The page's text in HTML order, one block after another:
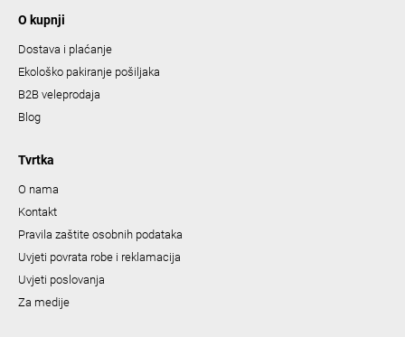
O kupnji
Dostava i plaćanje
Ekološko pakiranje pošiljaka
B2B veleprodaja
Blog
Tvrtka
O nama
Kontakt
Pravila zaštite osobnih podataka
Uvjeti povrata robe i reklamacija
Uvjeti poslovanja
Za medije